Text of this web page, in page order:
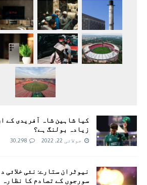
کیا شاہین شاہ آفریدی کے
زیادہ بولنگ ہے؟
جولائی 22, 2022 30,298
نیوٹران ستارے: نئی خلائی
سورجوں کے تصادم کا نظارہ